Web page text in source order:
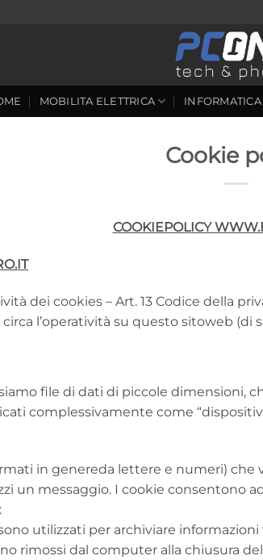
MOBILITA ELETTRICA INFORMATICA
Cookie
COOKIEPOLICY
dei cookies – Art. 13 Codice della
l’operatività su questo sitoweb (di
file di dati di piccole dimensioni,
complessivamente come
in genereda lettere e numeri)
un messaggio. I cookie consentono
utilizzati per archiviare
rimossi dal computer alla chiusura